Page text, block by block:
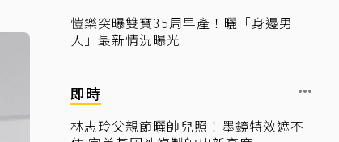
愷樂突曝雙寶35周早產！曬「身邊男
人」最新情況曝光
即時
林志玲父親節曬帥兒照！墨鏡特效遮不